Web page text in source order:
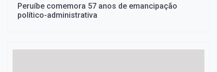
Peruíbe comemora 57 anos de emancipação
político-administrativa